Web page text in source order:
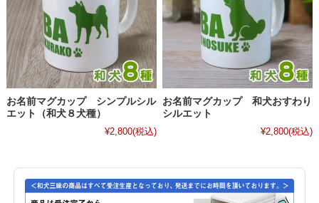
お名前マグカップ シンプルシル
エット（和犬８犬種）
¥2,800(税込)
お名前マグカップ 和犬おすわり
シルエット
¥2,800(税込)